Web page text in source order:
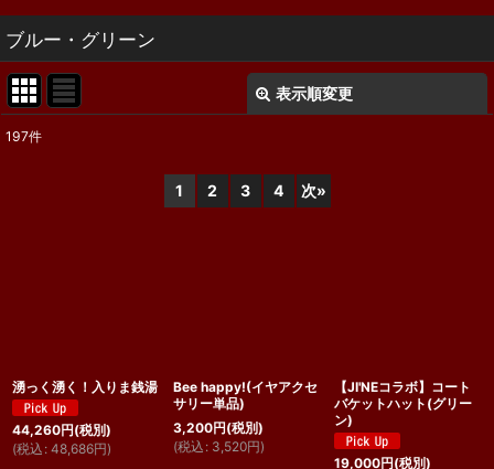
ブルー・グリーン
表示順変更
197件
1 2 3 4 次»
湧っく湧く！入りま銭湯
44,260円(税別)
(税込 : 48,686円)
Bee happy!(イヤアクセ
サリー単品)
3,200円(税別)
(税込 : 3,520円)
【JI'NEコラボ】コート
バケットハット(グリー
ン)
19,000円(税別)